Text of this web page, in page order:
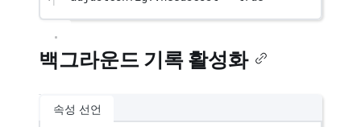
백그라운드 기록 활성화
속성 선언